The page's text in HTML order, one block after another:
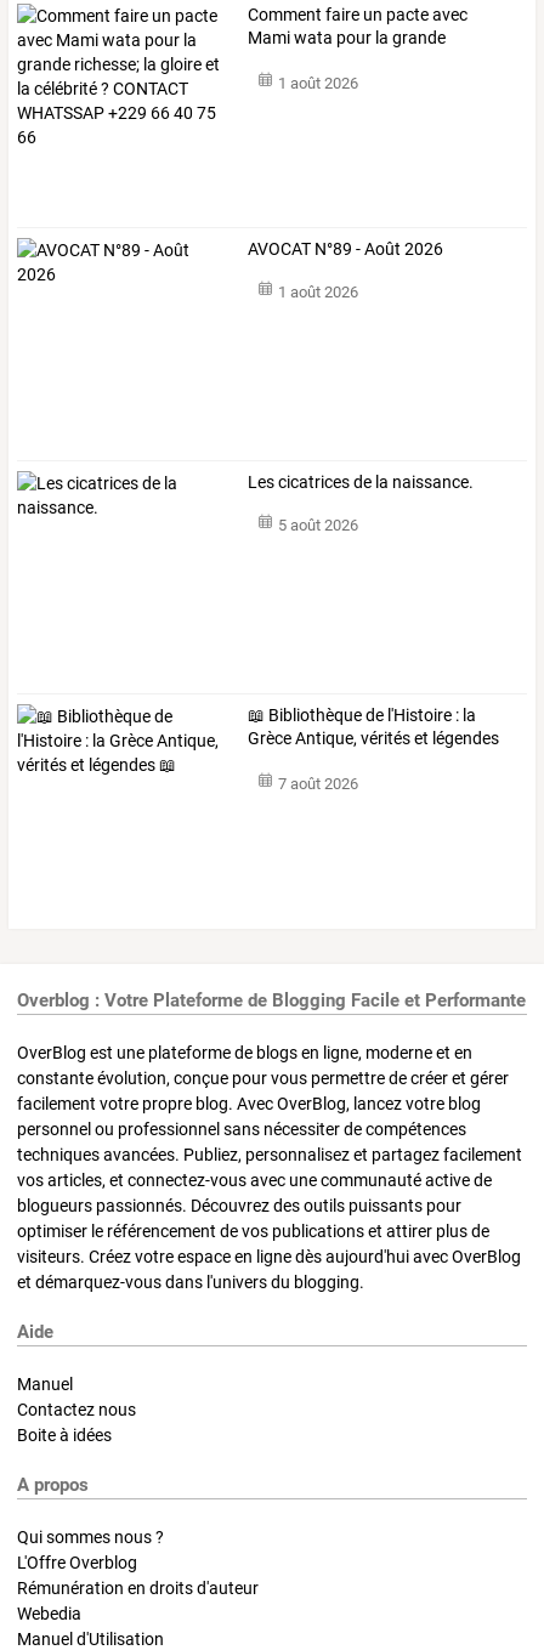
Comment faire un pacteavec
Mamiwata pour la grande
1 août 2026
AVOCAT N°89 - Août 2026
1 août 2026
Les cicatrices de la naissance.
5 août 2026
📖 Bibliothèque de l'Histoire : la
Grèce Antique, vérités et légendes
7 août 2026
Overblog : Votre Plateforme de Blogging Facile et Performante
OverBlog est une plateforme de blogs en ligne, moderne et en
constante évolution, conçue pour vous permettre de créer et gérer
facilement votre propre blog. Avec OverBlog, lancez votre blog
personnel ou professionnel sans nécessiter de compétences
techniques avancées. Publiez, personnalisez et partagez facilement
vos articles, et connectez-vous avec une communauté active de
blogueurs passionnés. Découvrez des outils puissants pour
optimiser le référencement de vos publications et attirer plus de
visiteurs. Créez votre espace en ligne dès aujourd'hui avec OverBlog
et démarquez-vous dans l'univers du blogging.
Aide
Manuel
Contactez nous
Boite à idées
A propos
Qui sommes nous ?
L'Offre Overblog
Rémunération en droits d'auteur
Webedia
Manuel d'Utilisation